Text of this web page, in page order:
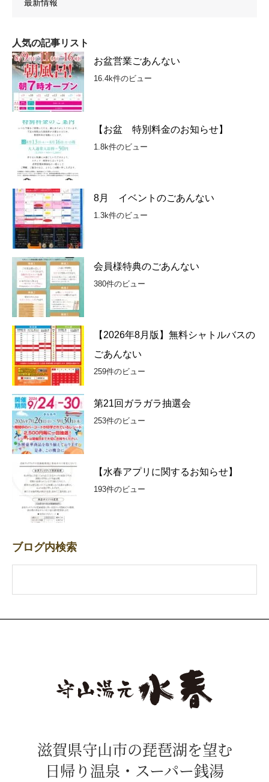
最新情報
人気の記事リスト
お盆営業ごあんない
16.4k件のビュー
【お盆 特別料金のお知らせ】
1.8k件のビュー
8月 イベントのごあんない
1.3k件のビュー
会員様特典のごあんない
380件のビュー
【2026年8月版】無料シャトルバスの
ごあんない
259件のビュー
第21回ガラガラ抽選会
253件のビュー
【水春アプリに関するお知らせ】
193件のビュー
ブログ内検索
滋賀県守山市の琵琶湖を望む
日帰り温泉・スーパー銭湯